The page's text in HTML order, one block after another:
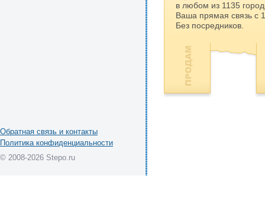
в любом из 1135
Ваша прямая связь с
Без посредников.
Обратная связь и контакты
Политика конфиденциальности
© 2008-2026 Stepo.ru